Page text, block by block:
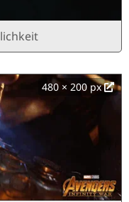
480 × 200 px